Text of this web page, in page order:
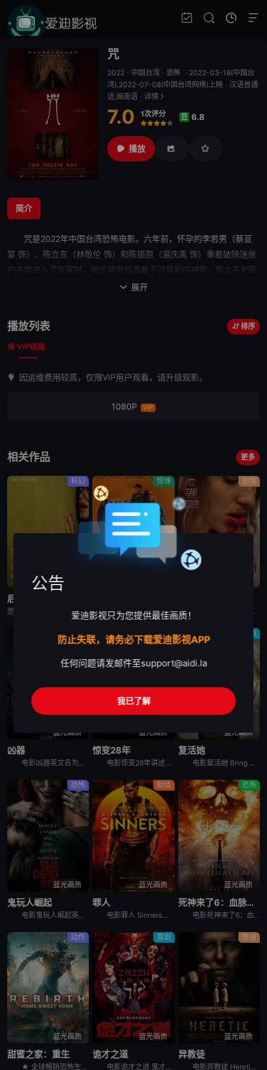
咒
2022 · 中国台湾 · 恐怖 · 2022-03-18(中国台
湾),2022-07-08(中国台湾网络)上映 · 汉语普通
话,闽南语 · 详情
7.0 1次评分
很差
较差
还行推荐力荐
豆 6.8
播放
简介
咒是2022年中国台湾恐怖电影。六年前，怀孕的李若男（蔡亘
宴 饰）、陈立东（林敬伦 饰）和陈振原（温庆禹 饰）秉着破除迷信
的态度进入了陈家村，据说那里供奉着不可冒犯的神明。陈立东和陈
振原因为传入了祭坛所在的禁地而招致了灭顶之灾，李若男虽然逃过
一直接受着心理治疗，一晃眼就是六年过去。当李若男觉得一切都已
经平息之后
和曾经陈家村所供奉的神明有着千丝万缕的联系。
 展开
播放列表 排序
VIP线路
因运维费用较高，仅限VIP用户观看，请升级观影。
1080P VIP
相关作品 更多
科幻
高清中字
后室
恐怖片《后室》又名：后室(电影版),边缘空间：电影,嚇房(港),嚇房(戏院独家加长版),Backrooms: Everything Must Go Edition w,Bonus Footage,Ba
惊悚
电影《惊变28年2：白骨圣殿》讲述了：末日丧钟再度敲响，带领观众直视人性毁灭的炼狱，感染者的威胁和幸存人类的邪恶。
剧情
本片讲述了一个与世隔绝的奇怪家庭。家庭成员由一对父母和大儿子、两个女儿组成，一家五口终日生活在一座隐秘的大宅子里。三个孩子自小被父亲隔离于此，他们不能接触除父母外的人，对高墙之外的世界几乎一无所知
剧情
蓝光画质
凶器
电影凶器英文名为Weapons，讲述了：同一个晚上的同一个时间，同一个班级里的所有小孩，都神秘地失踪了，除了一个小孩。整个小镇都开始怀疑，究竟是谁或背后有什么原因，导致这些小孩都不见了？
科幻
蓝光画质
惊变28年
电影惊变28年讲述的是：经历病毒浩劫的幸存者们在远离城市的地方建立了新的聚集区，平静的生活却在28年后被再次打破。更加致命的病毒变异，日渐扭曲的人性与欲望，人类的命运将会何去何从？影片为《惊变28
恐怖
蓝光画质
复活她
电影复活她 Bring Her Back讲述的是：一对兄妹在他们新寄养母亲的偏远住所中，发现了一个可怕的仪式。
恐怖
蓝光画质
鬼玩人崛起
电影鬼玩人崛起英文名Evil Dead Rise，讲述了：一对感情疏离的姐妹终于重聚，姐姐艾莉（阿丽莎·萨瑟兰 Alyssa Sutherland 饰）意外被恶魔附体，妹妹贝丝（莉莉·沙利文 Li
剧情
蓝光画质
罪人
电影罪人 Sinners讲述的是：双胞胎兄弟（迈克尔·B·乔丹 Michael B. Jordan 饰）试图摆脱不愉快的过往，回到家乡想重新开始，但却发现更为恐怖的邪恶势力正等待着他们的回归……
恐怖
蓝光画质
死神来了6：血脉诅咒
电影死神来了6：血脉诅咒讲述了，大学生史蒂芬妮（凯特琳·桑塔·胡安娜 Kaitlyn Santa Juana 饰）饱受反复出现的暴力恶梦所困扰，于是决定回到家乡，寻找唯一可能打破这个循环的人，并拯
动作
蓝光画质
甜蜜之家：重生
★ 全球暢銷恐怖生存電玩改編首搬大銀幕！ &nbsp; &nbsp; &nbsp; &nbsp; &nbsp; &nbsp; &nbsp; &nbsp; &nbsp; &nbsp; &nbsp;
喜剧
蓝光画质
诡才之道
电影诡才之道 鬼才之道讲述的是：所有人都只关心闹鬼吓不吓人，却没人关心鬼闹得累不累。在著名闹鬼圣地“旺来温泉大饭店”414号房里，过气女鬼天后「凯萨琳」（张榕容 饰）和三流阴间经纪人「Makoto
惊悚
蓝光画质
异教徒
电影异教徒 Heretic讲述了两名女传教士被引诱到一个古怪危险的男人家里，试图改变他的信仰，开启了一场猫捉老鼠的游戏。
公告
爱迪影视只为您提供最佳画质！
防止失联，请务必下载爱迪影视APP
任何问题请发邮件至support@aidi.la
我已了解